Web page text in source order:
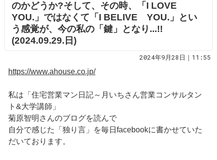
のかどうか?そして、その時、「I LOVE
YOU.」ではなくて「I BELIVE YOU.」とい
う感覚が、今の私の「鍵」となり...!!
(2024.09.29.日)
2024年9月28日｜11:55
https://www.ahouse.co.jp/
私は「住宅営業マン日記～月いちさん営業コンサルタン
ト&大学講師」
菊原智明さんのブログを読んで
自分で感じた「独り言」を毎日facebookに書かせていた
だいております。